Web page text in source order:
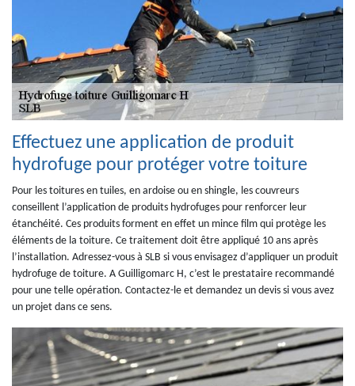
Effectuez une application de produit
hydrofuge pour protéger votre toiture
Pour les toitures en tuiles, en ardoise ou en shingle, les couvreurs
conseillent l’application de produits hydrofuges pour renforcer leur
étanchéité. Ces produits forment en effet un mince film qui protège les
éléments de la toiture. Ce traitement doit être appliqué 10 ans après
l’installation. Adressez-vous à SLB si vous envisagez d’appliquer un produit
hydrofuge de toiture. A Guilligomarc H, c’est le prestataire recommandé
pour une telle opération. Contactez-le et demandez un devis si vous avez
un projet dans ce sens.